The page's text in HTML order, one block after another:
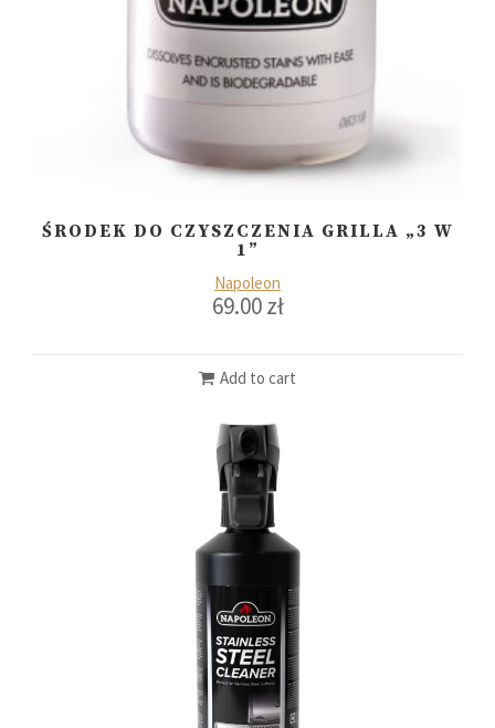
ŚRODEK DO CZYSZCZENIA GRILLA „3 W
1”
Napoleon
69.00zł
Add to cart